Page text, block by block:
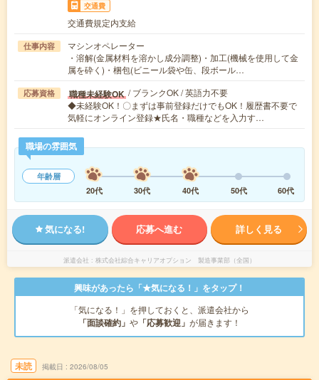
交通費
交通費規定内支給
仕事内容
マシンオペレーター
・溶解(金属材料を溶かし成分調整)・加工(機械を使用して金
属を砕く)・梱包(ビニール袋や缶、段ボール…
応募資格 職種未経験OK / ブランクOK / 英語力不要
◆未経験OK！〇まずは事前登録だけでもOK！履歴書不要で
気軽にオンライン登録★氏名・職種などを入力す…
職場の雰囲気
年齢層
20代
30代 40代 50代 60代
気になる! 応募へ進む 詳しく見る
派遣会社 株式会社綜合キャリアオプション 製造事業部（全国）
興味があったら「★気になる！」をタップ！
「気になる！」を押しておくと、派遣会社から
「面談確約」 や 「応募歓迎」 が届きます！
未読 掲載日 2026/08/05